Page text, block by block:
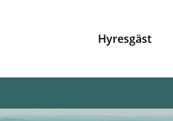
Hyresgäst